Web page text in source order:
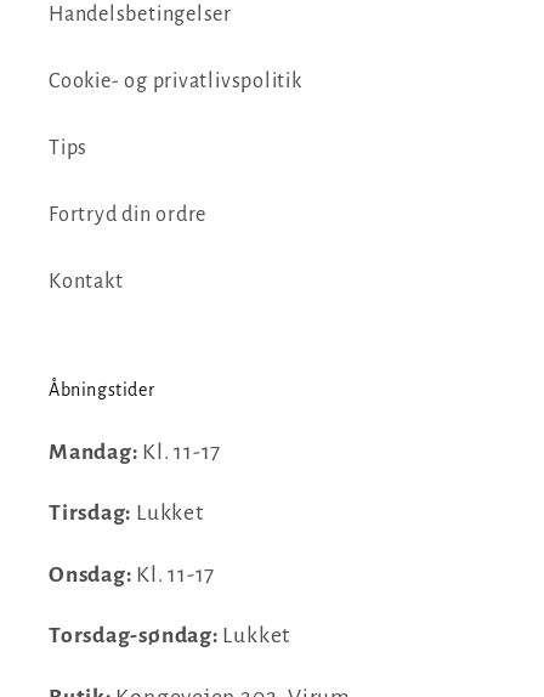
Handelsbetingelser
Cookie- og privatlivspolitik
Tips
Fortryd din ordre
Kontakt
Åbningstider
Mandag: Kl. 11-17
Tirsdag: Lukket
Onsdag: Kl. 11-17
Torsdag-søndag: Lukket